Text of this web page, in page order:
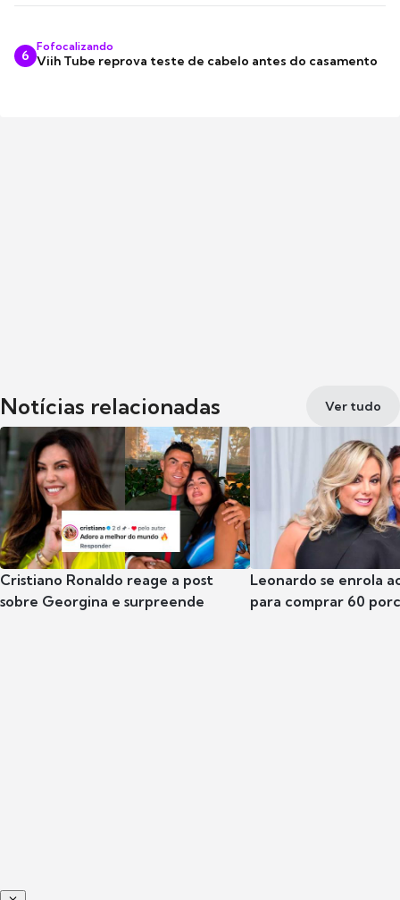
6
Fofocalizando
Viih Tube reprova teste de cabelo antes do casamento
Notícias relacionadas Ver tudo
Cristiano Ronaldo reage a post
sobre Georgina e surpreende
Leonardo se enrola
para comprar 60